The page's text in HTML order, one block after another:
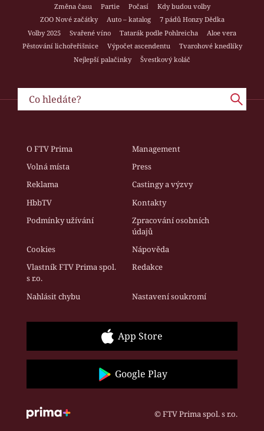
Změna času
Partie Počasí
Kdy budou volby
ZOO Nové začátky
Auto – katalog
7 pádů Honzy Dědka
Volby 2025
Svařené víno Tatarák podle Pohlreicha
Aloe vera
Pěstování lichořeřišnice
Výpočet ascendentu
Tvarohové knedlíky
Nejlepší palačinky
Švestkový koláč
O FTV Prima
Management
Volná místa
Press
Reklama
Castingy a výzvy
HbbTV
Kontakty
Podmínky užívání
Zpracování osobních
údajů
Cookies
Nápověda
Vlastník FTV Prima spol.
s r.o.
Redakce
Nahlásit chybu Nastavení soukromí
App Store
Google Play
© FTV Prima spol. s r.o.